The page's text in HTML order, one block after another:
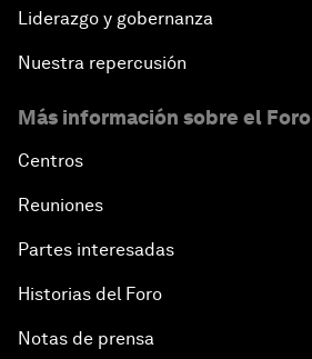
Liderazgo y gobernanza
Nuestra repercusión
Más información sobre el Foro
Centros
Reuniones
Partes interesadas
Historias del Foro
Notas de prensa